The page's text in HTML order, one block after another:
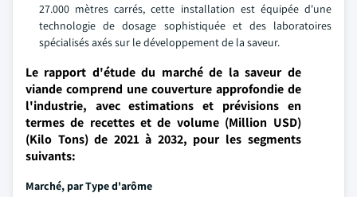
27.000 mètres carrés, cette installation est équipée d'une
technologie de dosage sophistiquée et des laboratoires
spécialisés axés sur le développement de la saveur.
Le rapport d'étude du marché de la saveur de
viande comprend une couverture approfondie de
l'industrie, avec estimations et prévisions en
termes de recettes et de volume (Million USD)
(Kilo Tons) de 2021 à 2032, pour les segments
suivants:
Marché, parType d'arôme